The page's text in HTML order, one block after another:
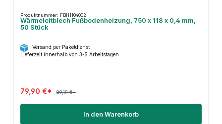
Produktnummer: FBH1104002
Wärmeleitblech Fußbodenheizung, 750 x 118 x 0,4 mm,
50 Stück
Versand per Paketdienst
Lieferzeit innerhalb von 3-5 Arbeitstagen
79,90 €* 89,19 €*
In den Warenkorb